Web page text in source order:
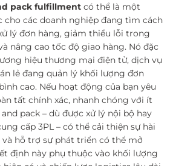
pack fulfillment có thể là một
cho các doanh nghiệp đang tìm cách
lý đơn hàng, giảm thiểu lỗi trong
nâng cao tốc độ giao hàng. Nó đặc
hiệu thương mại điện tử, dịch vụ
lẻ đang quản lý khối lượng đơn
cao. Nếu hoạt động của bạn yêu
tất chính xác, nhanh chóng với ít
pack – dù được xử lý nội bộ hay
cấp 3PL – có thể cải thiện sự hài
hỗ trợ sự phát triển có thể mở
định này phụ thuộc vào khối lượng